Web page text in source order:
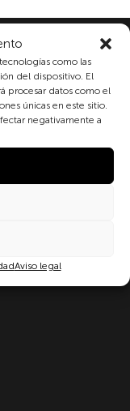
como las
del dispositivo. El
procesar datos como el
únicas en este sitio.
negativamente a
Aviso legal
this form, you
your personal
on
as set out in
Parliament
and
Rights